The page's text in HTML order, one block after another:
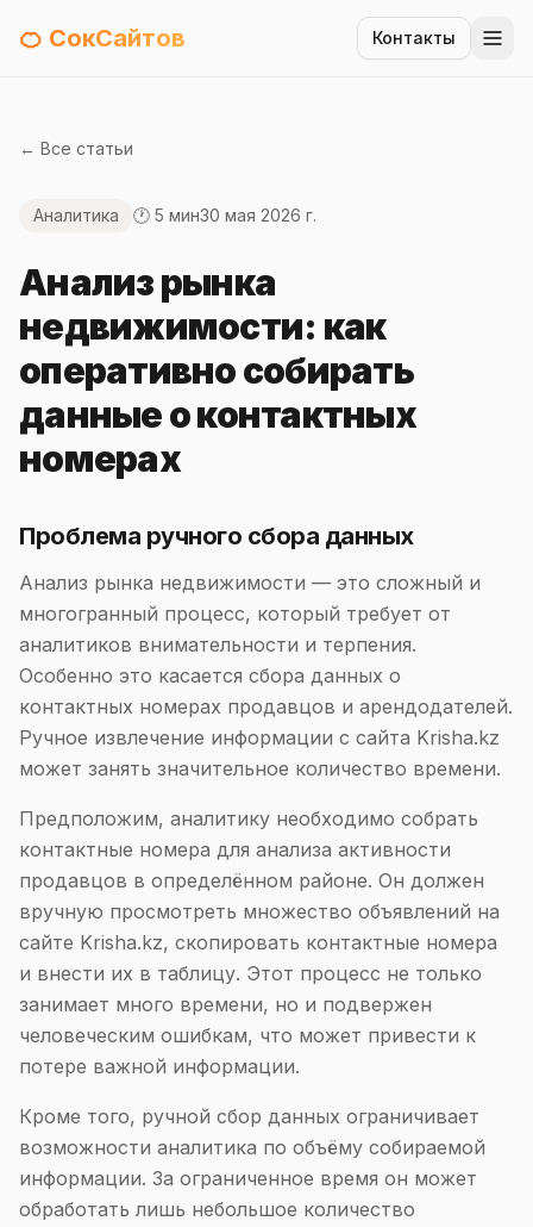
🍊 СокСайтов Контакты
← Все статьи
Аналитика 🕐 5 мин30 мая 2026 г.
Анализ рынка
недвижимости: как
оперативно собирать
данные о контактных
номерах
Проблема ручного сбора данных
Анализ рынка недвижимости — это сложный и
многогранный процесс, который требует от
аналитиков внимательности и терпения.
Особенно это касается сбора данных о
контактных номерах продавцов и арендодателей.
Ручное извлечение информации с сайта Krisha.kz
может занять значительное количество времени.
Предположим, аналитику необходимо собрать
контактные номера для анализа активности
продавцов в определённом районе. Он должен
вручную просмотреть множество объявлений на
сайте Krisha.kz, скопировать контактные номера
и внести их в таблицу. Этот процесс не только
занимает много времени, но и подвержен
человеческим ошибкам, что может привести к
потере важной информации.
Кроме того, ручной сбор данных ограничивает
возможности аналитика по объёму собираемой
информации. За ограниченное время он может
обработать лишь небольшое количество